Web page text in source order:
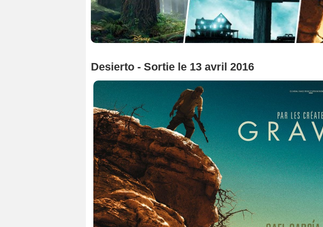
Desierto - Sortie le 13 avril 2016